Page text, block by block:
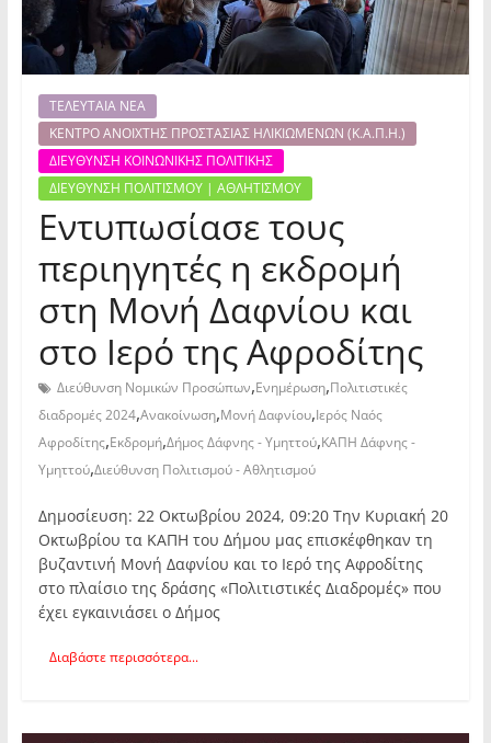
ΤΕΛΕΥΤΑΙΑ ΝΕΑ
ΚΕΝΤΡΟ ΑΝΟΙΧΤΗΣ ΠΡΟΣΤΑΣΙΑΣ ΗΛΙΚΙΩΜΕΝΩΝ (Κ.Α.Π.Η.)
ΔΙΕΥΘΥΝΣΗ ΚΟΙΝΩΝΙΚΗΣ ΠΟΛΙΤΙΚΗΣ
ΔΙΕΥΘΥΝΣΗ ΠΟΛΙΤΙΣΜΟΥ | ΑΘΛΗΤΙΣΜΟΥ
Εντυπωσίασε τους
περιηγητές η εκδρομή
στη Μονή Δαφνίου και
στο Ιερό της Αφροδίτης
Διεύθυνση Νομικών Προσώπων,Ενημέρωση,Πολιτιστικές
διαδρομές 2024,Ανακοίνωση,Μονή Δαφνίου,Ιερός Ναός
Αφροδίτης,Εκδρομή,Δήμος Δάφνης - Υμηττού,ΚΑΠΗ Δάφνης -
Υμηττού,Διεύθυνση Πολιτισμού - Αθλητισμού
Δημοσίευση: 22 Οκτωβρίου 2024, 09:20 Την Κυριακή 20
Οκτωβρίου τα ΚΑΠΗ του Δήμου μας επισκέφθηκαν τη
βυζαντινή Μονή Δαφνίου και το Ιερό της Αφροδίτης
στο πλαίσιο της δράσης «Πολιτιστικές Διαδρομές» που
έχει εγκαινιάσει ο Δήμος
Διαβάστε περισσότερα...